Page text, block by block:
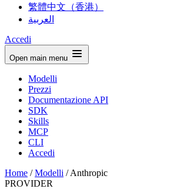
繁體中文（香港）
العربية
Accedi
Open main menu
Modelli
Prezzi
Documentazione API
SDK
Skills
MCP
CLI
Accedi
Home / Modelli / Anthropic
PROVIDER